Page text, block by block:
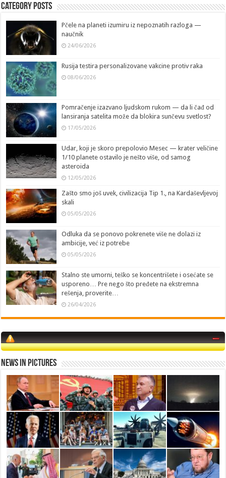
Category Posts
Pčele na planeti izumiru iz nepoznatih razloga —
naučnik
24/06/2026
Rusija testira personalizovane vakcine protiv raka
08/06/2026
Pomračenje izazvano ljudskom rukom — da li čađ od
lansiranja satelita može da blokira sunčevu svetlost?
17/05/2026
Udar, koji je skoro prepolovio Mesec — krater veličine
1/10 planete ostavilo je nešto više, od samog
asteroida
12/05/2026
Zašto smo još uvek, civilizacija Tip 1., na Kardaševljevoj
skali
05/05/2026
Odluka da se ponovo pokrenete više ne dolazi iz
ambicije, već iz potrebe
05/05/2026
Stalno ste umorni, teško se koncentrišete i osećate se
usporeno… Pre nego što pređete na ekstremna
rešenja, proverite…
26/04/2026
News in Pictures